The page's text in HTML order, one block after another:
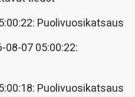
Puolivuosikatsaus
08-07 05:00:22:
Puolivuosikatsaus